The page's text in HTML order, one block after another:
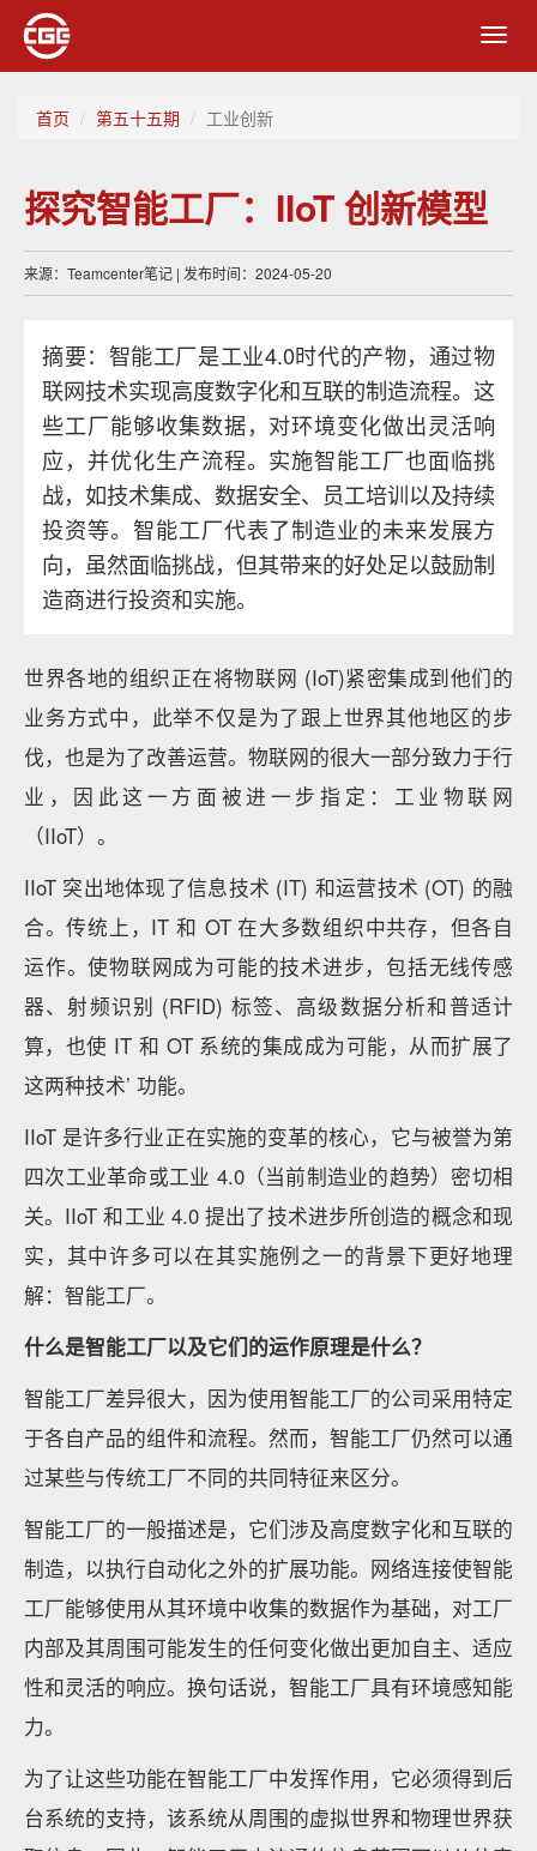
首页 第五十五期 工业创新
探究智能工厂：IIoT 创新模型
来源：Teamcenter笔记 | 发布时间：2024-05-20
摘要：智能工厂是工业4.0时代的产物，通过物
联网技术实现高度数字化和互联的制造流程。这
些工厂能够收集数据，对环境变化做出灵活响
应，并优化生产流程。实施智能工厂也面临挑
战，如技术集成、数据安全、员工培训以及持续
投资等。智能工厂代表了制造业的未来发展方
向，虽然面临挑战，但其带来的好处足以鼓励制
造商进行投资和实施。
世界各地的组织正在将物联网 (IoT)紧密集成到他们的
业务方式中，此举不仅是为了跟上世界其他地区的步
伐，也是为了改善运营。物联网的很大一部分致力于行
业，因此这一方面被进一步指定：工业物联网
（IIoT）。
IIoT 突出地体现了信息技术 (IT) 和运营技术 (OT) 的融
合。传统上，IT 和 OT 在大多数组织中共存，但各自
运作。使物联网成为可能的技术进步，包括无线传感
器、射频识别 (RFID) 标签、高级数据分析和普适计
算，也使 IT 和 OT 系统的集成成为可能，从而扩展了
这两种技术’ 功能。
IIoT 是许多行业正在实施的变革的核心，它与被誉为第
四次工业革命或工业 4.0（当前制造业的趋势）密切相
关。IIoT 和工业 4.0 提出了技术进步所创造的概念和现
实，其中许多可以在其实施例之一的背景下更好地理
解：智能工厂。
什么是智能工厂以及它们的运作原理是什么？
智能工厂差异很大，因为使用智能工厂的公司采用特定
于各自产品的组件和流程。然而，智能工厂仍然可以通
过某些与传统工厂不同的共同特征来区分。
智能工厂的一般描述是，它们涉及高度数字化和互联的
制造，以执行自动化之外的扩展功能。网络连接使智能
工厂能够使用从其环境中收集的数据作为基础，对工厂
内部及其周围可能发生的任何变化做出更加自主、适应
性和灵活的响应。换句话说，智能工厂具有环境感知能
力。
为了让这些功能在智能工厂中发挥作用，它必须得到后
台系统的支持，该系统从周围的虚拟世界和物理世界获